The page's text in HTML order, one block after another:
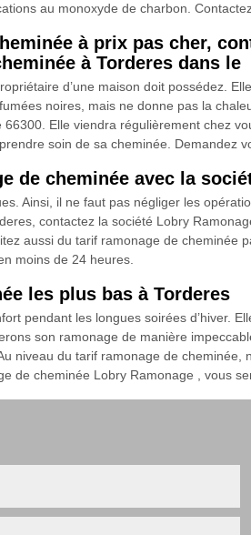
au monoxyde de charbon.
à prix pas cher,
à Torderes dans le
d’une maison doit possédez.
noires, mais ne donne pas la
Elle viendra régulièrement chez
soin de sa cheminée. Demandez
de cheminée avec la
Ainsi, il ne faut pas négliger les
contactez la société Lobry
aussi du tarif ramonage de
moins de 24 heures.
les plus bas à Torderes
pendant les longues soirées d’hiver.
son ramonage de manière
niveau du tarif ramonage de
de cheminée Lobry Ramonage , vous